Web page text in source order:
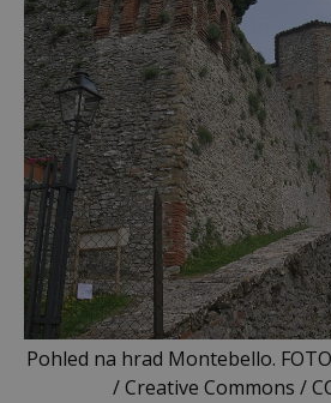
Pohled na hrad Montebello.
/ Creative Commons /